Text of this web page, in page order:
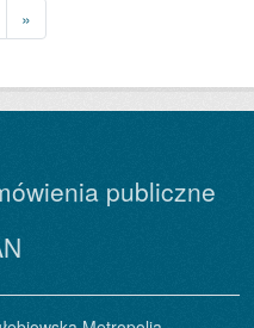
»
publiczne